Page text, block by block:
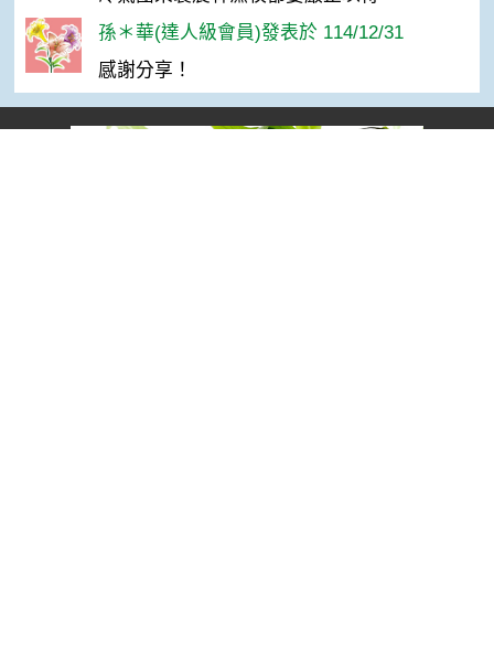
孫＊華(達人級會員)發表於 114/12/31
感謝分享！